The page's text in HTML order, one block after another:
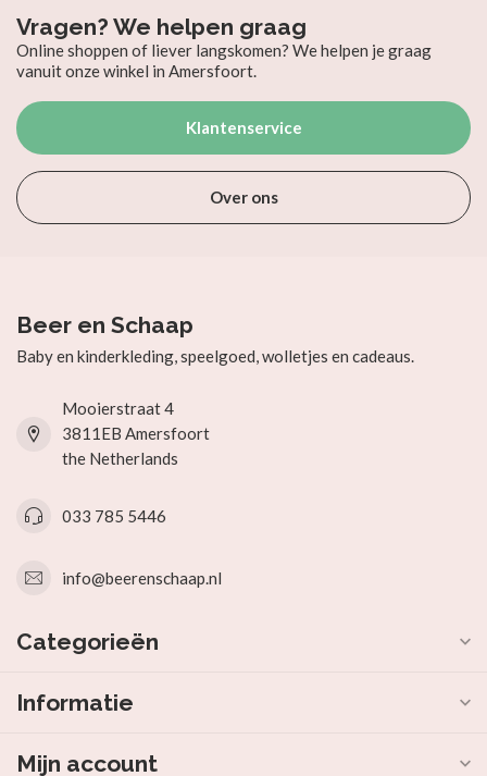
Vragen? We helpen graag
Online shoppen of liever langskomen? We helpen je graag
vanuit onze winkel in Amersfoort.
Klantenservice
Over ons
Beer en Schaap
Baby en kinderkleding, speelgoed, wolletjes en cadeaus.
Mooierstraat 4
3811EB Amersfoort
the Netherlands
033 785 5446
info@beerenschaap.nl
Categorieën
Informatie
Mijn account